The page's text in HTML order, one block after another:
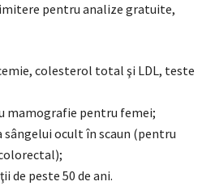
pentru analize gratuite,
colesterol total şi LDL, teste
mamografie pentru femei;
ocult în scaun (pentru
de peste 50 de ani.